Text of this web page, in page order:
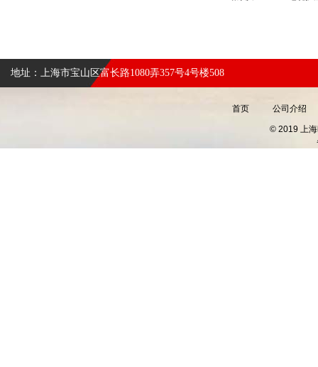
地址：上海市宝山区富长路1080弄357号4号楼508
首页 公司介绍
© 2019 上